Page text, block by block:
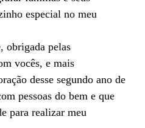
especial no meu
obrigada pelas
vocês, e mais
desse segundo ano de
pessoas do bem e que
para realizar meu